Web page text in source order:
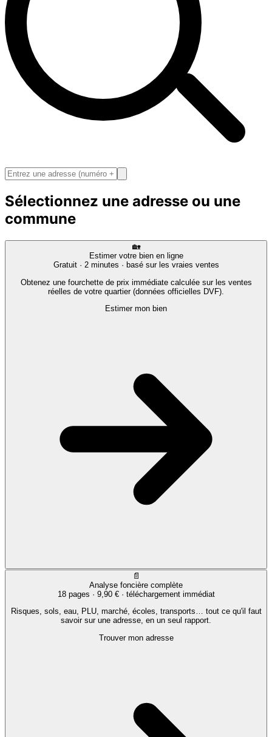
Sélectionnez une adresse ou une
commune
🏡
Estimer votre bien en ligne
Gratuit · 2 minutes · basé sur les vraies ventes
Obtenez une fourchette de prix immédiate calculée sur les ventes
réelles de votre quartier (données officielles DVF).
Estimer mon bien
📄
Analyse foncière complète
18 pages · 9,90 €· téléchargement immédiat
Risques, sols, eau, PLU, marché, écoles, transports… tout ce qu'il faut
savoir sur une adresse, en un seul rapport.
Trouver mon adresse